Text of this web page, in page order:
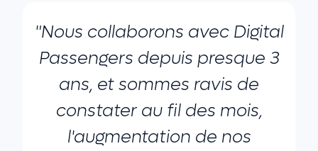
"Nous collaborons avec Digital
Passengers depuis presque 3
ans, et sommes ravis de
constater au fil des mois,
l'augmentation de nos